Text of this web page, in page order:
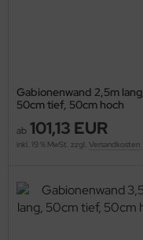
Gabionenwand 2,5m lang,
50cm tief, 50cm hoch
ab 101,13 EUR
inkl. 19 % MwSt. zzgl. Versandkosten